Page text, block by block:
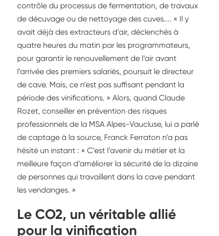
contrôle du processus de fermentation, de travaux
de décuvage ou de nettoyage des cuves.... « Il y
avait déjà des extracteurs d’air, déclenchés à
quatre heures du matin par les programmateurs,
pour garantir le renouvellement de l’air avant
l’arrivée des premiers salariés, poursuit le directeur
de cave. Mais, ce n’est pas suffisant pendant la
période des vinifications. » Alors, quand Claude
Rozet, conseiller en prévention des risques
professionnels de la MSA Alpes-Vaucluse, lui a parlé
de captage à la source, Franck Ferraton n’a pas
hésité un instant : « C’est l’avenir du métier et la
meilleure façon d’améliorer la sécurité de la dizaine
de personnes qui travaillent dans la cave pendant
les vendanges. »
Le CO2, un véritable allié
pour la vinification